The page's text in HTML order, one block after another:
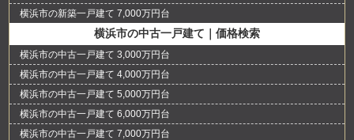
横浜市の新築一戸建て 7,000万円台
横浜市の中古一戸建て｜価格検索
横浜市の中古一戸建て 3,000万円台
横浜市の中古一戸建て 4,000万円台
横浜市の中古一戸建て 5,000万円台
横浜市の中古一戸建て 6,000万円台
横浜市の中古一戸建て 7,000万円台